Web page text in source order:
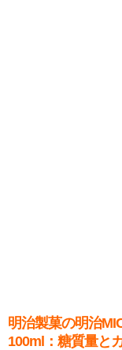
明治製菓の明治
100ml：糖質量と